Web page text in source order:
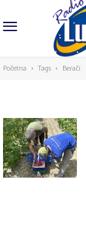
Početna Tags Berači